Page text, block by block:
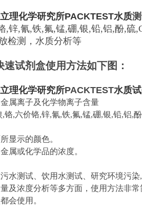
理化学研究所PACKTEST水质
,锌,氰,铁,氟,锰,硼,银,铅,铝,酚,硫
检测，水质分析等
速试剂盒​使用方法如下图：
理化学研究所PACKTEST水质
属离子及化学物离子含量
铬,六价铬,锌,氰,铁,氟,锰,硼,银,铅,铝,
显示的颜色。
属或化学品的浓度。
水测试、饮用水测试、研究环境污
及浓度分析等多方面，使用方法非
会使用。